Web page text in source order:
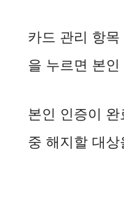
카드 관리 항
을 누르면 본
본인 인증이
중 해지할 대